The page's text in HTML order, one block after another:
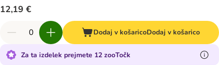
12,19 €
Dodaj v košaricoDodaj v košarico
Za ta izdelek prejmete 12 zooTočk